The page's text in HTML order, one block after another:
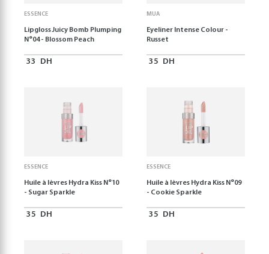
ESSENCE
Lipgloss Juicy Bomb Plumping
N°04 - Blossom Peach
33 DH
MUA
Eyeliner Intense Colour -
Russet
35 DH
ESSENCE
Huile à lèvres Hydra Kiss N°10
- Sugar Sparkle
35 DH
ESSENCE
Huile à lèvres Hydra Kiss N°09
- Cookie Sparkle
35 DH